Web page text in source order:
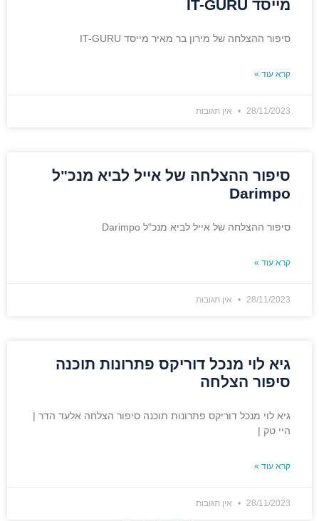
מייסד IT-GURU
סיפור ההצלחה של מירון בר מאיר מייסד IT-GURU
קרא עוד »
28/11/2023 אין תגובות
סיפור ההצלחה של אייל לביא מנכ"ל
Darimpo
סיפור ההצלחה של אייל לביא מנכ"ל Darimpo
קרא עוד »
28/11/2023 אין תגובות
גיא לוי מנכל דוריקס פתרונות תוכנה
סיפור הצלחה
גיא לוי מנכל דוריקס פתרונות תוכנה סיפור הצלחה אלעד הדר |
היי טק |
קרא עוד »
28/11/2023 אין תגובות